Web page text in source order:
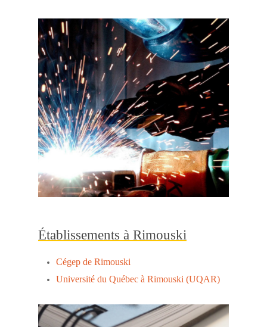
Établissements à Rimouski
Cégep de Rimouski
Université du Québec à Rimouski (UQAR)